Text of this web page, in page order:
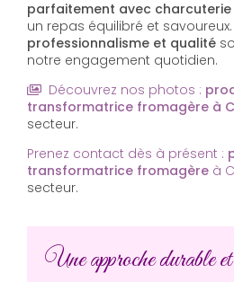
parfaitement avec charcuterie
un repas équilibré et savoureux.
professionnalisme et qualité
notre engagement quotidien.
Découvrez nos photos :
transformatrice fromagère à
secteur.
Prenez contact dès à présent :
transformatrice fromagère à
secteur.
Une approche durable et